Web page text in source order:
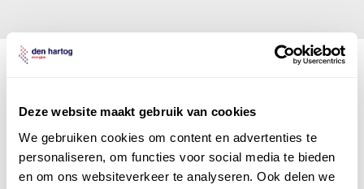
Deze website maakt gebruik van cookies
We gebruiken cookies om content en advertenties te
personaliseren, om functies voor social media te bieden
en om ons websiteverkeer te analyseren. Ook delen we
Den Hartog Energies
bestaat uitvier divisies